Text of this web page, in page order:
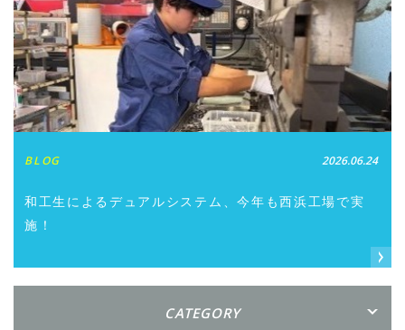
BLOG 2026.06.24
和工生によるデュアルシステム、今年も西浜工場で実
施！
CATEGORY